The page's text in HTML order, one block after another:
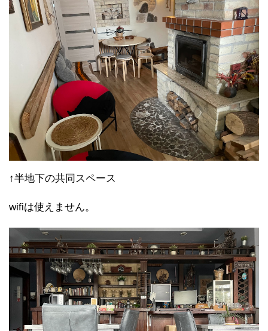
↑半地下の共同スペース
wifiは使えません。